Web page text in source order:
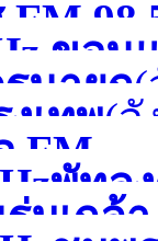
(จังหวั
ขอน
นายก
เทพ(จั
FM
ทพมหา
พัทลุง
มเกล้า